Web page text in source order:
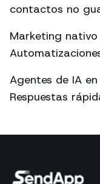
contactos no
Marketing
Agentes de IA
Respuestas